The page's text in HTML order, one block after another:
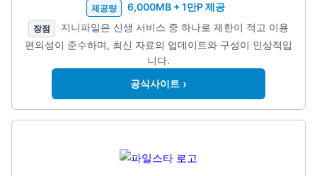
제공량 6,000MB + 1만P 제공
장점
지니파일은 신생 서비스 중 하나로 제한이 적고 이용
편의성이 준수하며, 최신 자료의 업데이트와 구성이 인상적입
니다.
공식사이트 ›